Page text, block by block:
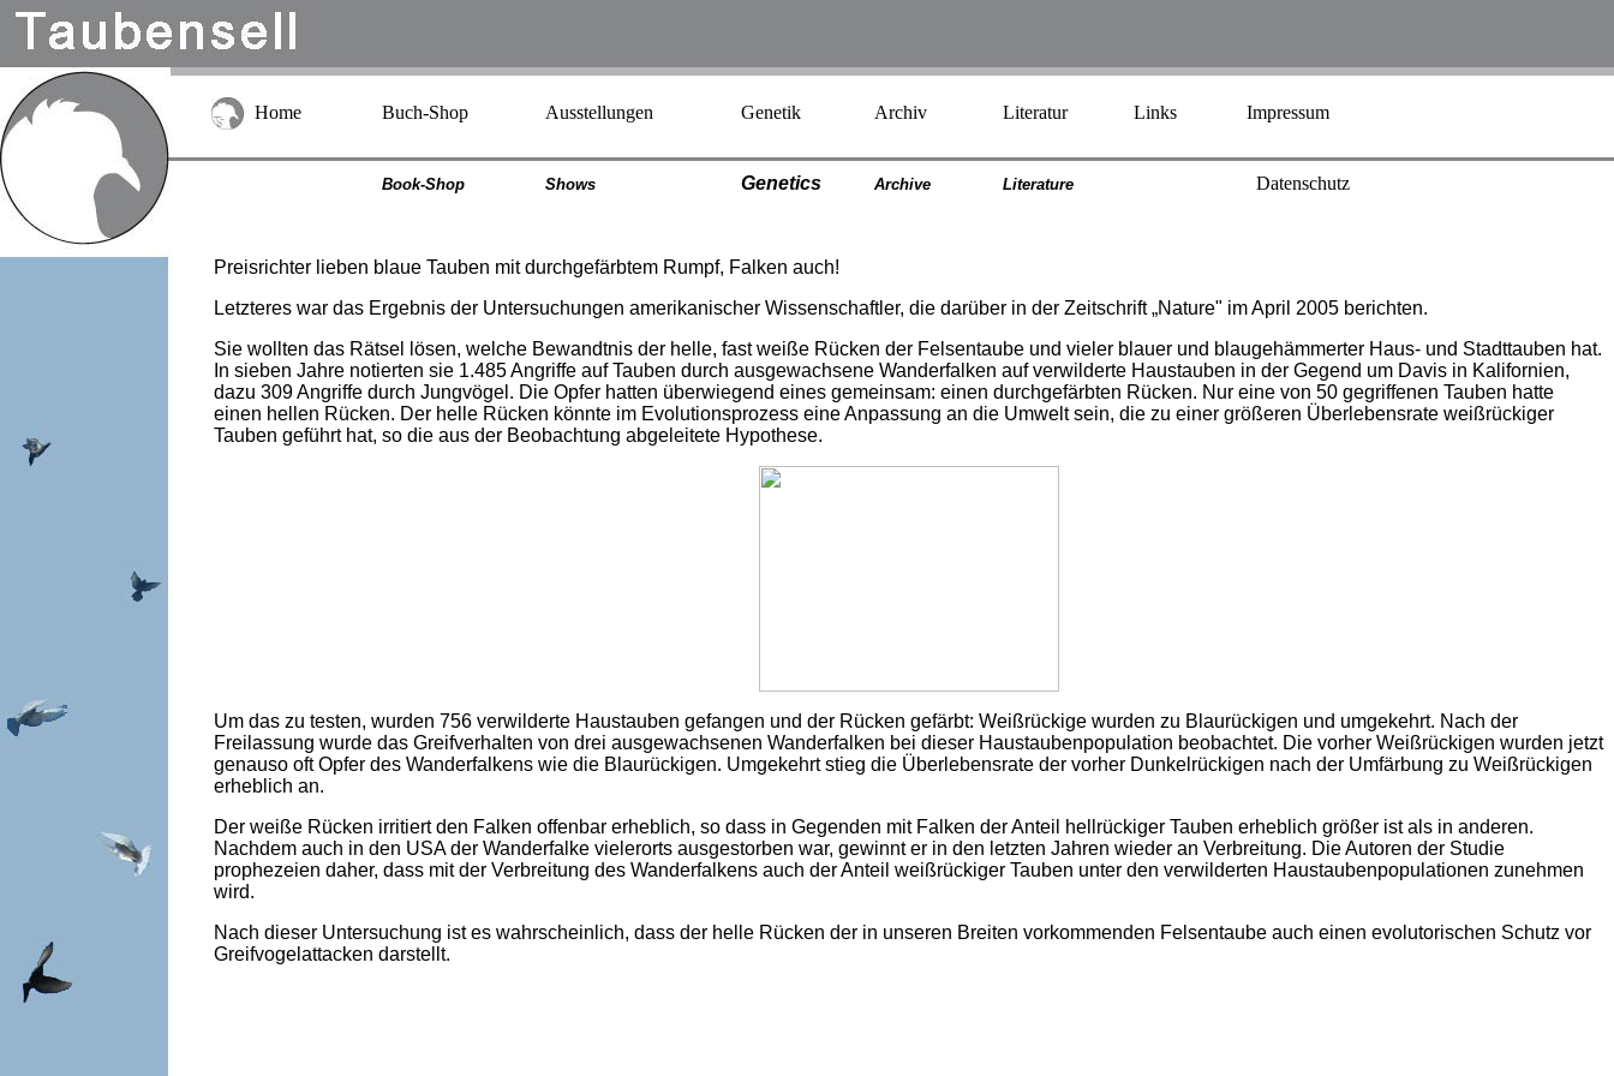
Home Buch-Shop Ausstellungen Genetik Archiv Literatur Links Impressum
Book-Shop Shows Genetics Archive Literature Datenschutz
Preisrichter lieben blaue Tauben mit durchgefärbtem Rumpf, Falken auch!
Letzteres war das Ergebnis der Untersuchungen amerikanischer Wissenschaftler, die darüber in der Zeitschrift „Nature" im April 2005 berichten.
Sie wollten das Rätsel lösen, welche Bewandtnis der helle, fast weiße Rücken der Felsentaube und vieler blauer und blaugehämmerter Haus- und Stadttauben hat.
In sieben Jahre notierten sie 1.485 Angriffe auf Tauben durch ausgewachsene Wanderfalken auf verwilderte Haustauben in der Gegend um Davis in Kalifornien,
dazu 309 Angriffe durch Jungvögel. Die Opfer hatten überwiegend eines gemeinsam: einen durchgefärbten Rücken. Nur eine von 50 gegriffenen Tauben hatte
einen hellen Rücken. Der helle Rücken könnte im Evolutionsprozess eine Anpassung an die Umwelt sein, die zu einer größeren Überlebensrate weißrückiger
Tauben geführt hat, so die aus der Beobachtung abgeleitete Hypothese.
Um das zu testen, wurden 756 verwilderte Haustauben gefangen und der Rücken gefärbt: Weißrückige wurden zu Blaurückigen und umgekehrt. Nach der
Freilassung wurde das Greifverhalten von drei ausgewachsenen Wanderfalken bei dieser Haustaubenpopulation beobachtet. Die vorher Weißrückigen wurden jetzt
genauso oft Opfer des Wanderfalkens wie die Blaurückigen. Umgekehrt stieg die Überlebensrate der vorher Dunkelrückigen nach der Umfärbung zu Weißrückigen
erheblich an.
Der weiße Rücken irritiert den Falken offenbar erheblich, so dass in Gegenden mit Falken der Anteil hellrückiger Tauben erheblich größer ist als in anderen.
Nachdem auch in den USA der Wanderfalke vielerorts ausgestorben war, gewinnt er in den letzten Jahren wieder an Verbreitung. Die Autoren der Studie
prophezeien daher, dass mit der Verbreitung des Wanderfalkens auch der Anteil weißrückiger Tauben unter den verwilderten Haustaubenpopulationen zunehmen
wird.
Nach dieser Untersuchung ist es wahrscheinlich, dass der helle Rücken der in unseren Breiten vorkommenden Felsentaube auch einen evolutorischen Schutz vor
Greifvogelattacken darstellt.